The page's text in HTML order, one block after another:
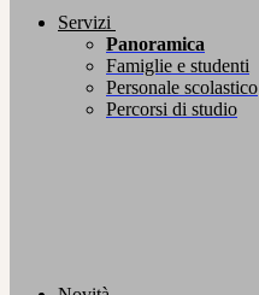
Servizi
Panoramica
Famiglie e studenti
Personale scolastico
Percorsi di studio